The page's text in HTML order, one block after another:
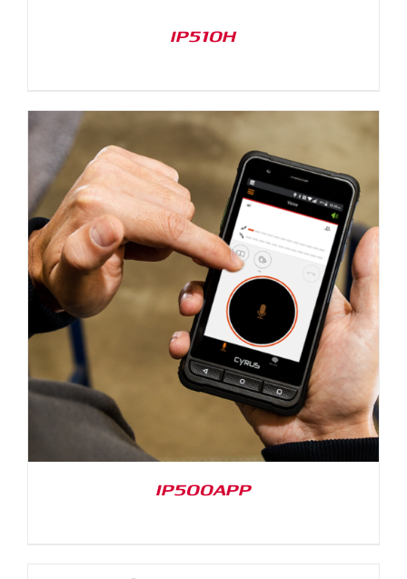
IP510H
IP500APP